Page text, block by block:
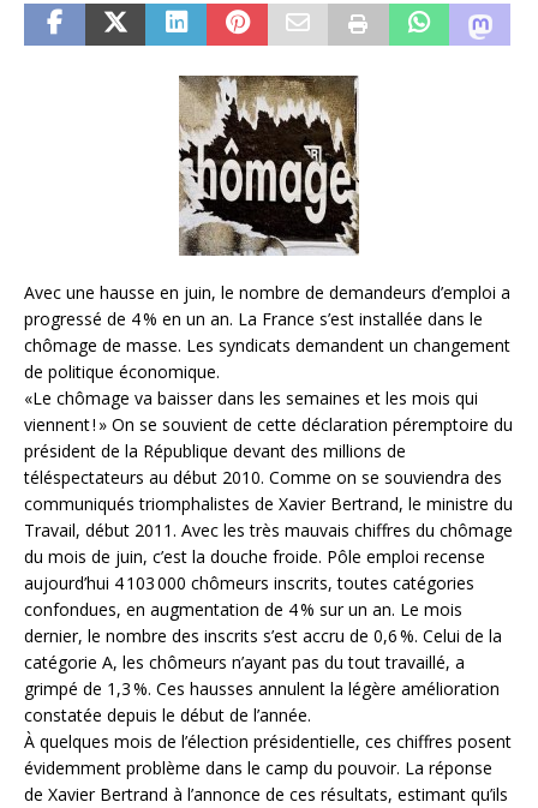
Avec une hausse en juin, le nombre de demandeurs d’emploi a
progressé de 4 % en un an. La France s’est installée dans le
chômage de masse. Les syndicats demandent un changement
de politique économique.
«Le chômage va baisser dans les semaines et les mois qui
viennent ! » On se souvient de cette déclaration péremptoire du
président de la République devant des millions de
téléspectateurs au début 2010. Comme on se souviendra des
communiqués triomphalistes de Xavier Bertrand, le ministre du
Travail, début 2011. Avec les très mauvais chiffres du chômage
du mois de juin, c’est la douche froide. Pôle emploi recense
aujourd’hui 4 103 000 chômeurs inscrits, toutes catégories
confondues, en augmentation de 4 % sur un an. Le mois
dernier, le nombre des inscrits s’est accru de 0,6 %. Celui de la
catégorie A, les chômeurs n’ayant pas du tout travaillé, a
grimpé de 1,3 %. Ces hausses annulent la légère amélioration
constatée depuis le début de l’année.
À quelques mois de l’élection présidentielle, ces chiffres posent
évidemment problème dans le camp du pouvoir. La réponse
de Xavier Bertrand à l’annonce de ces résultats, estimant qu’ils